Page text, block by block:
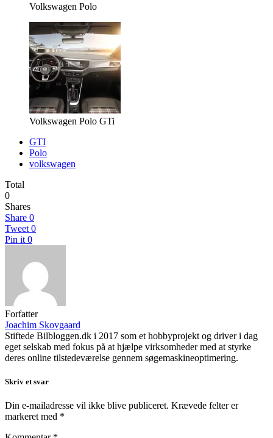
Volkswagen Polo
Volkswagen Polo GTi
GTI
Polo
volkswagen
Total
0
Shares
Share 0
Tweet 0
Pin it 0
Forfatter
Joachim Skovgaard
Stiftede Bilbloggen.dk i 2017 som et hobbyprojekt og driver i dag
eget selskab med fokus på at hjælpe virksomheder med at styrke
deres online tilstedeværelse gennem søgemaskineoptimering.
Skriv et svar
Din e-mailadresse vil ikke blive publiceret. Krævede felter er
markeret med *